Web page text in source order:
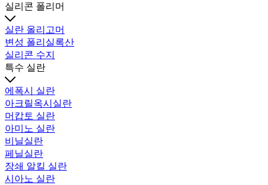
실리콘 폴리머
실란 올리고머
변성 폴리실록산
실리콘 수지
특수 실란
에폭시 실란
아크릴옥시실란
머캅토 실란
아미노 실란
비닐실란
페닐실란
장쇄 알킬 실란
시아노 실란